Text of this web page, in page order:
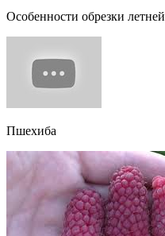
Особенности обрезки
Пшехиба